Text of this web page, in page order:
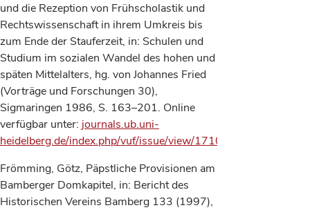
und die Rezeption von Frühscholastik und
Rechtswissenschaft in ihrem Umkreis bis
zum Ende der Stauferzeit, in: Schulen und
Studium im sozialen Wandel des hohen und
späten Mittelalters, hg. von Johannes Fried
(Vorträge und Forschungen 30),
Sigmaringen 1986, S. 163–201. Online
verfügbar unter: journals.ub.uni-
heidelberg.de/index.php/vuf/issue/view/1710
Frömming, Götz, Päpstliche Provisionen am
Bamberger Domkapitel, in: Bericht des
Historischen Vereins Bamberg 133 (1997),